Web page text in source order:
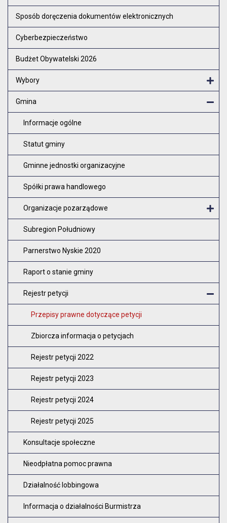
Sposób doręczenia dokumentów elektronicznych
Cyberbezpieczeństwo
Budżet Obywatelski 2026
Wybory
Gmina
Informacje ogólne
Statut gminy
Gminne jednostki organizacyjne
Spółki prawa handlowego
Organizacje pozarządowe
Subregion Południowy
Parnerstwo Nyskie 2020
Raport o stanie gminy
Rejestr petycji
Przepisy prawne dotyczące petycji
Zbiorcza informacja o petycjach
Rejestr petycji 2022
Rejestr petycji 2023
Rejestr petycji 2024
Rejestr petycji 2025
Konsultacje społeczne
Nieodpłatna pomoc prawna
Działalność lobbingowa
Informacja o działalności Burmistrza